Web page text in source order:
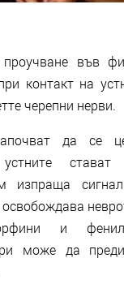
във
контакт на
черепни нерви.
да се
стават
изпраща
и
може да